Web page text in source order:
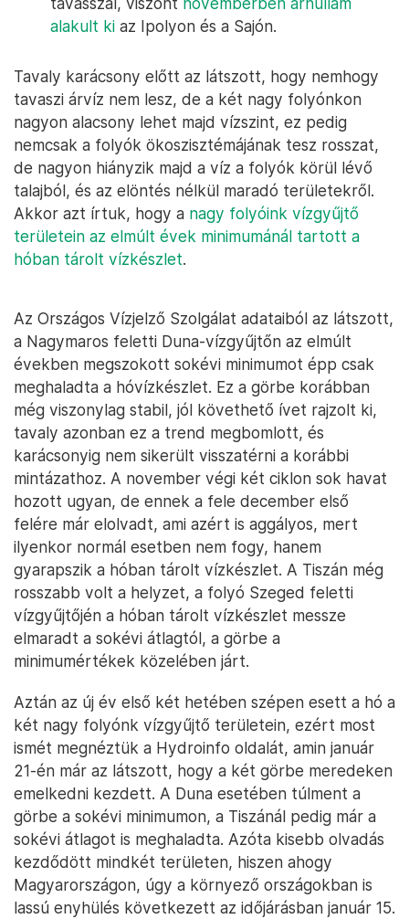
alakult ki az Ipolyon és a Sajón.
Tavaly karácsony előtt az látszott, hogy nemhogy
tavaszi árvíz nem lesz, de a két nagy folyónkon
nagyon alacsony lehet majd vízszint, ez pedig
nemcsak a folyók ökoszisztémájának tesz rosszat,
de nagyon hiányzik majd a víz a folyók körül lévő
talajból, és az elöntés nélkül maradó területekről.
Akkor azt írtuk, hogy a nagy folyóink vízgyűjtő
területein az elmúlt évek minimumánál tartott a
hóban tárolt vízkészlet.
Az Országos Vízjelző Szolgálat adataiból az látszott,
a Nagymaros feletti Duna-vízgyűjtőn az elmúlt
években megszokott sokévi minimumot épp csak
meghaladta a hóvízkészlet. Ez a görbe korábban
még viszonylag stabil, jól követhető ívet rajzolt ki,
tavaly azonban ez a trend megbomlott, és
karácsonyig nem sikerült visszatérni a korábbi
mintázathoz. A november végi két ciklon sok havat
hozott ugyan, de ennek a fele december első
felére már elolvadt, ami azért is aggályos, mert
ilyenkor normál esetben nem fogy, hanem
gyarapszik a hóban tárolt vízkészlet. A Tiszán még
rosszabb volt a helyzet, a folyó Szeged feletti
vízgyűjtőjén a hóban tárolt vízkészlet messze
elmaradt a sokévi átlagtól, a görbe a
minimumértékek közelében járt.
Aztán az új év első két hetében szépen esett a hó a
két nagy folyónk vízgyűjtő területein, ezért most
ismét megnéztük a Hydroinfo oldalát, amin január
21-én már az látszott, hogy a két görbe meredeken
emelkedni kezdett. A Duna esetében túlment a
görbe a sokévi minimumon, a Tiszánál pedig már a
sokévi átlagot is meghaladta. Azóta kisebb olvadás
kezdődött mindkét területen, hiszen ahogy
Magyarországon, úgy a környező országokban is
lassú enyhülés következett az időjárásban január 15.